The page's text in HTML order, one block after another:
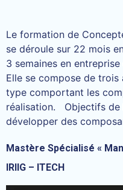
Le formation de
se déroule sur 22 mois
3 semaines en
Elle se compose de
type comportant les
réalisation. Objectifs de
développer des
Mastère Spécialisé «
IRIIG – ITECH